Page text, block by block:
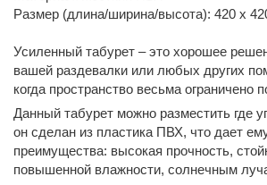
Размер (длина/ширина/высота): 420 х
Усиленный табурет – это хорошее
вашей раздевалки или любых других
когда пространство весьма ограничено
Данный табурет можно разместить где
он сделан из пластика ПВХ, что дает
преимущества: высокая прочность,
повышенной влажности, солнечным